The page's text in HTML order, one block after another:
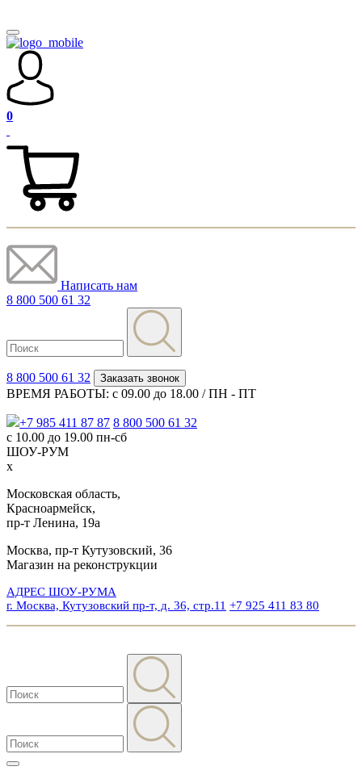
0
Написать нам
8 800 500 61 32
8 800 500 61 32 Заказать звонок
ВРЕМЯ РАБОТЫ: с 09.00 до 18.00 / ПН - ПТ
+7 985 411 87 87 8 800 500 61 32
с 10.00 до 19.00 пн-сб
ШОУ-РУМ
x
Московская область,
Красноармейск,
пр-т Ленина, 19а
Москва, пр-т Кутузовский, 36
Магазин на реконструкции
АДРЕС ШОУ-РУМА
г. Москва, Кутузовский пр-т, д. 36, стр.11 +7 925 411 83 80